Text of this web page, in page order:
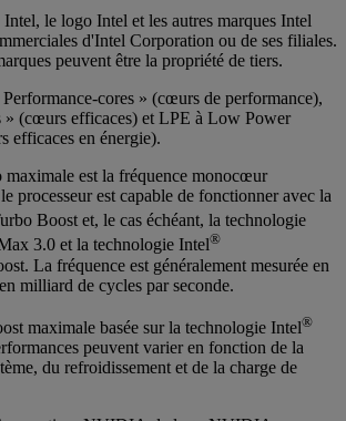
le logo Intel et les autres marques Intel
d'Intel Corporation ou de ses filiales.
peuvent être la propriété de tiers.
Performance-cores » (cœurs de performance),
» (cœurs efficaces) et LPE à Low Power
efficaces en énergie).
maximale est la fréquence monocœur
processeur est capable de fonctionner avec la
Boost et, le cas échéant, la technologie
3.0 et la technologie Intel®
La fréquence est généralement mesurée en
milliard de cycles par seconde.
maximale basée sur la technologie Intel®
peuvent varier en fonction de la
du refroidissement et de la charge de